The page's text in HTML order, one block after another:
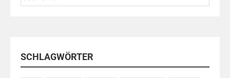
nach:
SCHLAGWÖRTER